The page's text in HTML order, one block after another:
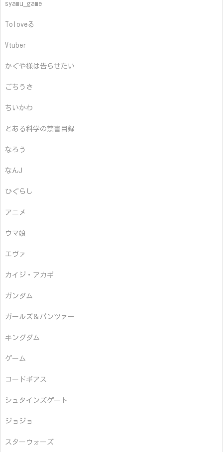
syamu_game
Toloveる
Vtuber
かぐや様は告らせたい
ごちうさ
ちいかわ
とある科学の禁書目録
なろう
なんJ
ひぐらし
アニメ
ウマ娘
エヴァ
カイジ・アカギ
ガンダム
ガールズ＆パンツァー
キングダム
ゲーム
コードギアス
シュタインズゲート
ジョジョ
スターウォーズ